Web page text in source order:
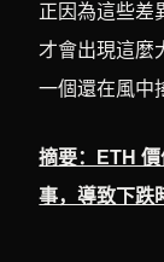
正因為這些差
才會出現這
一個還在風中
摘要：ETH
事，導致下跌